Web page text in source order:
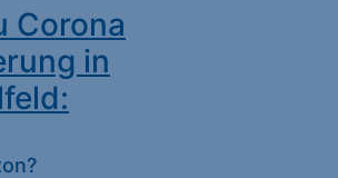
Corona
in